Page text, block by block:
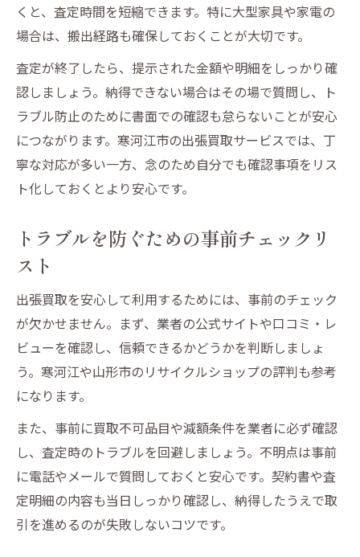
くと、査定時間を短縮できます。特に大型家具や家電の
場合は、搬出経路も確保しておくことが大切です。
査定が終了したら、提示された金額や明細をしっかり確
認しましょう。納得できない場合はその場で質問し、ト
ラブル防止のために書面での確認も怠らないことが安心
につながります。寒河江市の出張買取サービスでは、丁
寧な対応が多い一方、念のため自分でも確認事項をリス
ト化しておくとより安心です。
トラブルを防ぐための事前チェックリ
スト
出張買取を安心して利用するためには、事前のチェック
が欠かせません。まず、業者の公式サイトや口コミ・レ
ビューを確認し、信頼できるかどうかを判断しましょ
う。寒河江や山形市のリサイクルショップの評判も参考
になります。
また、事前に買取不可品目や減額条件を業者に必ず確認
し、査定時のトラブルを回避しましょう。不明点は事前
に電話やメールで質問しておくと安心です。契約書や査
定明細の内容も当日しっかり確認し、納得したうえで取
引を進めるのが失敗しないコツです。